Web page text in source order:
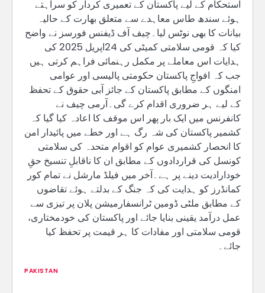
استحکام کے لیے پاکستان کے تعمیری کردار کو سراہتے
ہوئے سندھ طاس معاہدے سے متعلق بھارت کے حالیہ
بیانات کا بھی نوٹس لیا۔چیف آف ڈیفنس فورسز نے واضح
کیا کہ قومی سلامتی کمیٹی کی 24اپریل 2025 کی
ہدایات اس معاملے پر مکمل رہنمائی فراہم کرتی ہیں
جب کہ افواجِ پاکستان حکومتی پالیسی اور عوامی
امنگوں کے مطابق پاکستان کے جائز آبی حقوق کے تحفظ
کے لیے ہر ضروری اقدام کرے گی۔آرمی چیف نے
کانفرنس میں ایک بار پھر اس موقف کا اعادہ کیا گیا کہ
کشمیر پاکستان کی شہ رگ ہے اور خطے میں پائیدار امن
کا انحصار کشمیری عوام کو اقوام متحدہ کی سلامتی
کونسل کی قراردادوں کے مطابق ان کا ناقابلِ تنسیخ حقِ
خودارادیت دینے پر ہے۔آخر میں فیلڈ مارشل نے تمام کور
کمانڈرز کو ہدایت کی کہ جنگ کے بدلتے ہوئے تقاضوں
کے مطابق ملٹی ڈومین ٹرانسفارمیشن پلان پر تیزی سے
عمل درآمد یقینی بنایا جائے اور پاکستان کی خودمختاری،
قومی سلامتی اور مفادات کا ہر قیمت پر تحفظ کیا
جائے۔
PAKISTAN